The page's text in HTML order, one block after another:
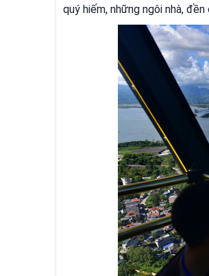
quý hiếm, những ngôi nhà,